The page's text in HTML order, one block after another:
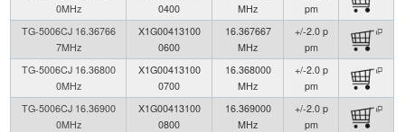
0MHz
0400
MHz
pm
TG-5006CJ 16.36766
7MHz
X1G00413100
0600
16.367667
MHz
+/-2.0 p
pm
TG-5006CJ 16.36800
0MHz
X1G00413100
0700
16.368000
MHz
+/-2.0 p
pm
TG-5006CJ 16.36900
0MHz
X1G00413100
0800
16.369000
MHz
+/-2.0 p
pm